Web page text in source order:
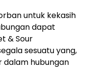
untuk kekasih
dapat
& Sour
sesuatu yang,
dalam hubungan